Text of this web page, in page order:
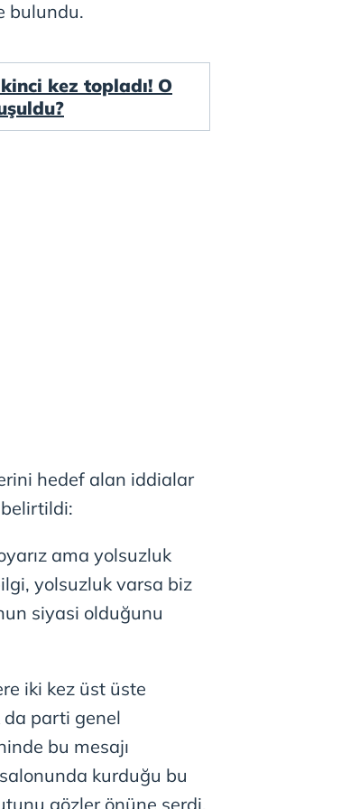
bilgi almak için lütfen
bulundu.
kez topladı! O
hedef alan iddialar
belirtildi:
ama yolsuzluk
yolsuzluk varsa biz
siyasi olduğunu
iki kez üst üste
da parti genel
bu mesajı
kurduğu bu
gözler önüne serdi.